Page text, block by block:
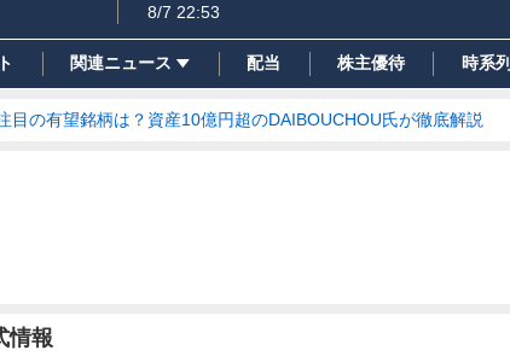
8/7 22:53
関連ニュース 配当 株主優待 時系列
目の有望銘柄は？資産10億円超のDAIBOUCHOU氏が徹底解説
情報